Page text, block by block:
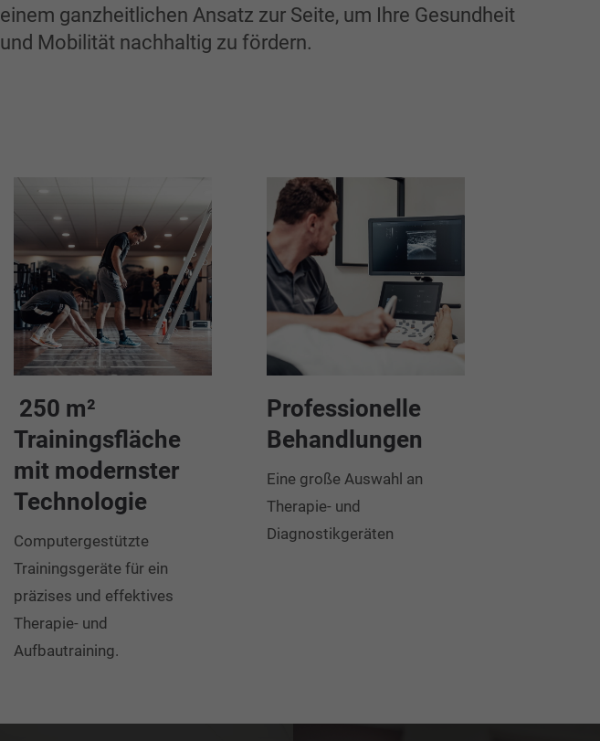
einem ganzheitlichen Ansatz zur Seite, um Ihre Gesundheit
und Mobilität nachhaltig zu fördern.
250 m²
Trainingsfläche
mit modernster
Technologie
Computergestützte
Trainingsgeräte für ein
präzises und effektives
Therapie- und
Aufbautraining.
Professionelle
Behandlungen
Eine große Auswahl an
Therapie- und
Diagnostikgeräten